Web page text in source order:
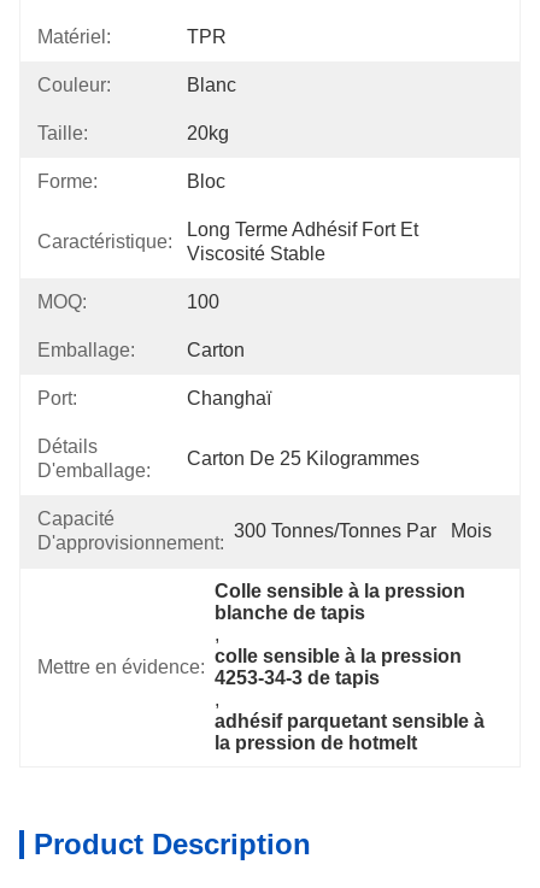
Matériel: TPR
Couleur: Blanc
Taille: 20kg
Forme: Bloc
Caractéristique:
Long Terme Adhésif Fort Et
Viscosité Stable
MOQ: 100
Emballage: Carton
Port: Changhaï
Détails
D'emballage:
Carton De 25 Kilogrammes
Capacité
D'approvisionnement:
300 Tonnes/tonnes Par   Mois
Mettre en évidence:
Colle sensible à la pression
blanche de tapis
,
colle sensible à la pression
4253-34-3 de tapis
,
adhésif parquetant sensible à
la pression de hotmelt
Product Description